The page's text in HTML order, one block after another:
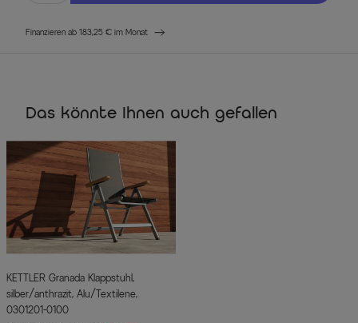
Finanzieren ab 183,25 € im Monat
Das könnte Ihnen auch gefallen
KETTLER Granada Klappstuhl,
silber/anthrazit, Alu/Textilene,
0301201-0100